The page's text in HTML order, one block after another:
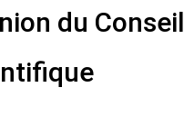
du Conseil